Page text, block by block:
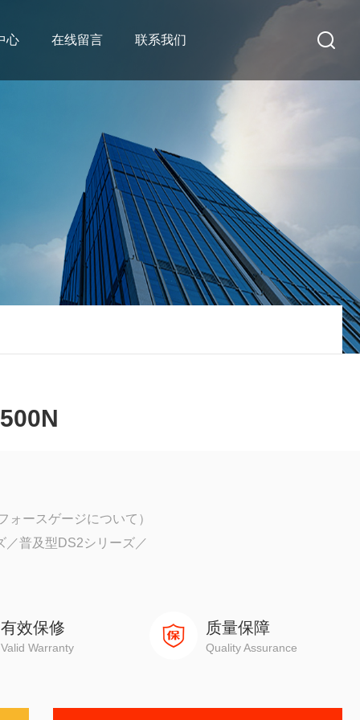
心 在线留言 联系我们
スゲージについて）
普及型DS2シリーズ／
优れている
有效保修
Valid Warranty
质量保障
Quality Assurance